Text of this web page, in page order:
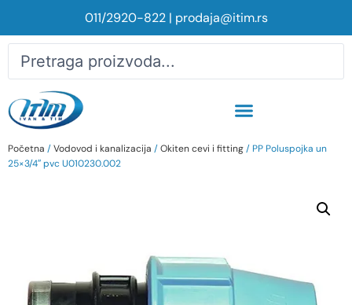
011/2920-822| prodaja@itim.rs
Početna /Vodovod i kanalizacija /Okiten cevi i fitting/ PP Poluspojka un
25×3/4″ pvc U010230.002